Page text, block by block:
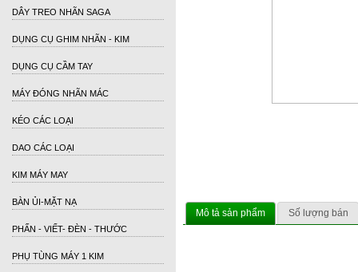
DÂY TREO NHÃN SAGA
DỤNG CỤ GHIM NHÃN - KIM
DỤNG CỤ CẦM TAY
MÁY ĐÓNG NHÃN MÁC
KÉO CÁC LOẠI
DAO CÁC LOẠI
KIM MÁY MAY
BÀN ỦI-MẶT NẠ
PHẤN - VIẾT- ĐÈN - THƯỚC
PHỤ TÙNG MÁY 1 KIM
Mô tả sản phẩm Số lượng bán